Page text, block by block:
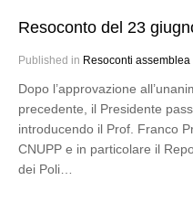
Resoconto del 23
Published in Resoconti assemblea
Dopo l’approvazione
precedente, il Presidente
introducendo il Prof. Franco
CNUPP e in particolare il
dei Poli…